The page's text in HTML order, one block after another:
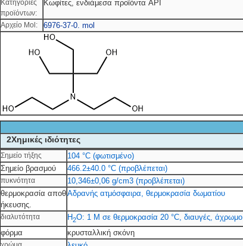
Κατηγορίες
προϊόντων:
Κωφίτες, ενδιάμεσα προϊόντα API
Αρχείο Mol: 6976-37-0. mol
2Χημικές ιδιότητες
Σημείο τήξης
104 °C (φωτισμένο)
Σημείο βρασμού
466.2±40.0 °C (προβλέπεται)
πυκνότητα
10,346±0,06 g/cm3 (προβλέπεται)
θερμοκρασία αποθ
ήκευσης.
Αδρανής ατμόσφαιρα, θερμοκρασία δωματίου
διαλυτότητα H2O: 1 M σε θερμοκρασία 20 °C, διαυγές, άχρωμο
φόρμα
κρυσταλλική σκόνη